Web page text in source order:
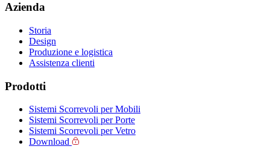
Azienda
Storia
Design
Produzione e logistica
Assistenza clienti
Prodotti
Sistemi Scorrevoli per Mobili
Sistemi Scorrevoli per Porte
Sistemi Scorrevoli per Vetro
Download